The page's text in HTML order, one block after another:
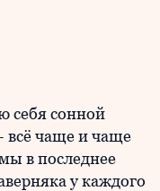
себя сонной
всё чаще и чаще
в последнее
у каждого